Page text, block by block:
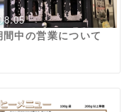
間中の営業について